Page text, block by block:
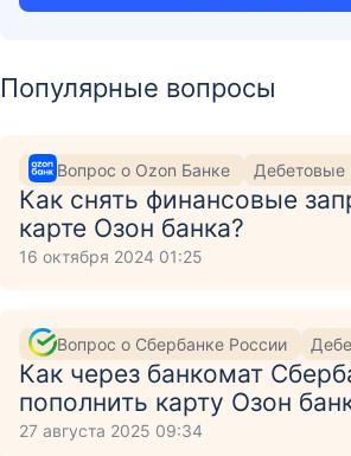
Популярные вопросы
Вопрос о Ozon Банке Дебетовые
Как снять финансовые
карте Озон банка?
16 октября 2024 01:25
Вопрос о Сбербанке России
Как через банкомат
пополнить карту Озон
27 августа 2025 09:34